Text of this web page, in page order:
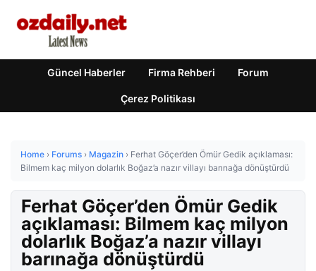
Güncel Haberler Firma Rehberi Forum
Çerez Politikası
Home › Forums › Magazin › Ferhat Göçer’den Ömür Gedik açıklaması:
Bilmem kaç milyon dolarlık Boğaz’a nazır villayı barınağa dönüştürdü
Ferhat Göçer’den Ömür Gedik
açıklaması: Bilmem kaç milyon
dolarlık Boğaz’a nazır villayı
barınağa dönüştürdü